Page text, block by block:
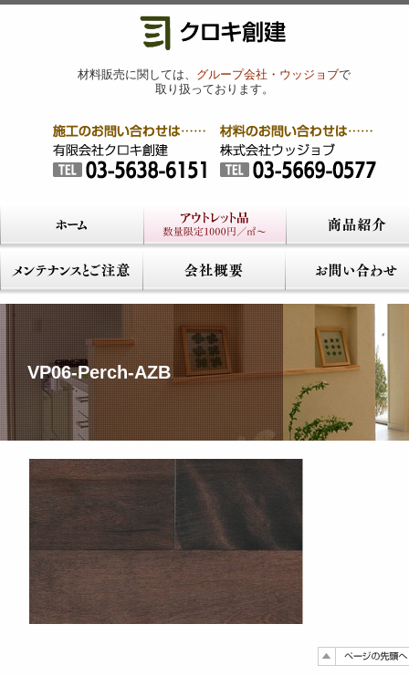
材料販売に関しては、 グループ会社・ウッジョブで
取り扱っております。
VP06-Perch-AZB